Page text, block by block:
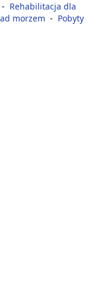
- Rehabilitacja dla
morzem - Pobyty